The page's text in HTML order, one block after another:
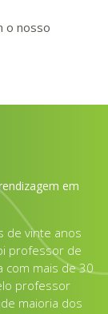
o nosso
em
de vinte anos
professor de
com mais de 30
professor
maioria dos